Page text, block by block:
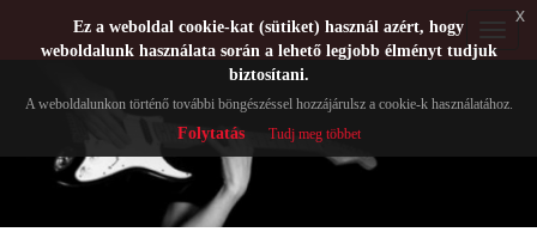
Ez a weboldal cookie-kat (sütiket) használ azért, hogy
weboldalunk használata során a lehető legjobb élményt tudjuk
biztosítani.
A weboldalunkon történő további böngészéssel hozzájárulsz a cookie-k használatához.
Folytatás Tudj meg többet
x